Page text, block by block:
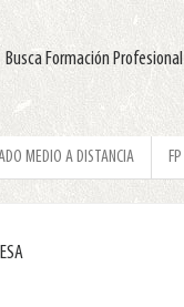
Busca Formación Profesional
MEDIO A DISTANCIA